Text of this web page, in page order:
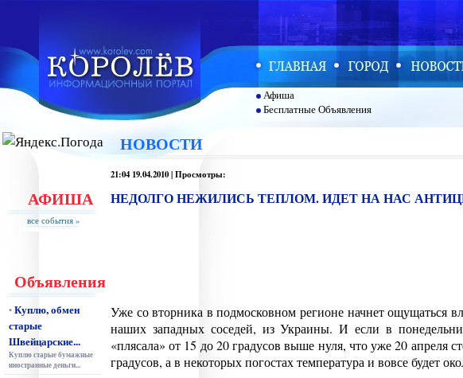
Афиша
Бесплатные Объявления
АФИША
все события »
Объявления
•Куплю, обмен
старые
Швейцарские...
Куплю старые бумажные
иностранные деньги...
НОВОСТИ
21:04 19.04.2010 | Просмотры:
НЕДОЛГО НЕЖИЛИСЬ ТЕПЛОМ. ИДЕТ НА НАС
Уже со вторника в подмосковном регионе начнет ощущаться
наших западных соседей, из Украины. И если в
«плясала» от 15 до 20 градусов выше нуля, что уже 20 апреля
градусов, а в некоторых погостах температура и вовсе будет